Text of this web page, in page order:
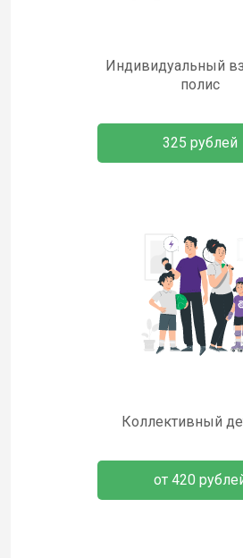
Индивидуальный
полис
325 рублей
Коллективный
от 420